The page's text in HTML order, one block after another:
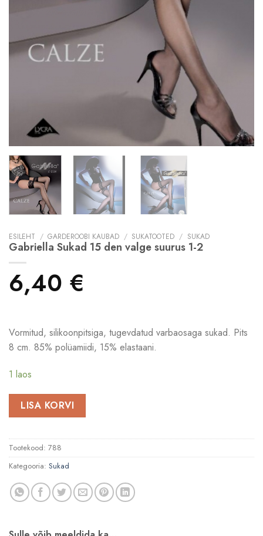
ESILEHT / GARDEROOBI KAUBAD / SUKATOOTED / SUKAD
Gabriella Sukad 15 den valge suurus 1-2
6,40 €
Vormitud, silikoonpitsiga, tugevdatud varbaosaga sukad. Pits
8 cm. 85% polüamiidi, 15% elastaani.
1 laos
LISA KORVI
Tootekood: 788
Kategooria: Sukad